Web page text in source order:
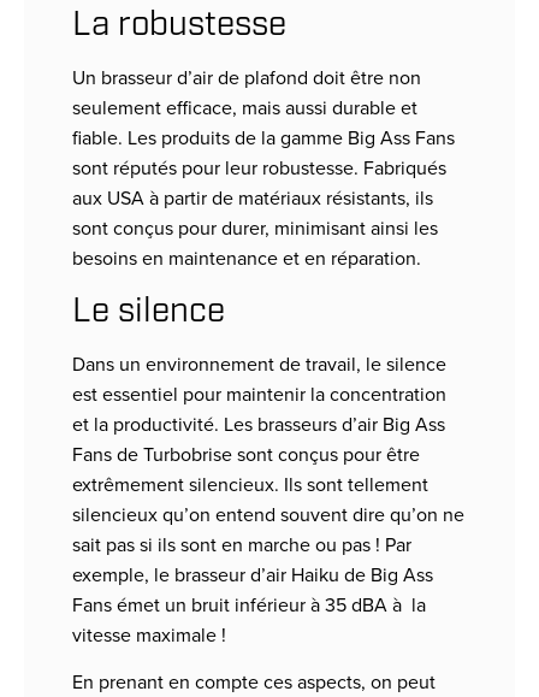
La robustesse
Un brasseur d’air de plafond doit être non
seulement efficace, mais aussi durable et
fiable. Les produits de la gamme Big Ass Fans
sont réputés pour leur robustesse. Fabriqués
aux USA à partir de matériaux résistants, ils
sont conçus pour durer, minimisant ainsi les
besoins en maintenance et en réparation.
Le silence
Dans un environnement de travail, le silence
est essentiel pour maintenir la concentration
et la productivité. Les brasseurs d’air Big Ass
Fans de Turbobrise sont conçus pour être
extrêmement silencieux. Ils sont tellement
silencieux qu’on entend souvent dire qu’on ne
sait pas si ils sont en marche ou pas ! Par
exemple, le brasseur d’air Haiku de Big Ass
Fans émet un bruit inférieur à 35 dBA à la
vitesse maximale !
En prenant en compte ces aspects, on peut